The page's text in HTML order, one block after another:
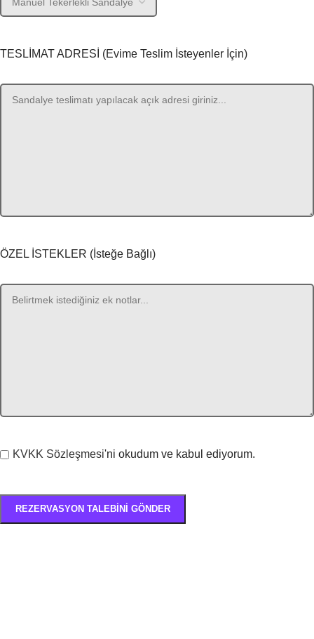
TESLİMAT ADRESİ (Evime Teslim İsteyenler İçin)
ÖZEL İSTEKLER (İsteğe Bağlı)
KVKK Sözleşmesi'ni okudum ve kabul ediyorum.